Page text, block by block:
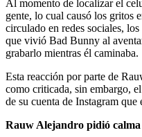
Al momento de localizar el
gente, lo cual causó los gritos
circulado en redes sociales,
que vivió Bad Bunny al
grabarlo mientras él caminaba.
Esta reacción por parte de
como criticada, sin embargo,
de su cuenta de Instagram que
Rauw Alejandro pidió calma